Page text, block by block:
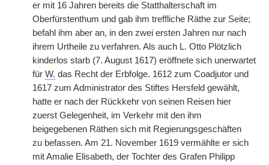
er mit 16 Jahren bereits die Statthalterschaft im
Oberfürstenthum und gab ihm treffliche Räthe zur Seite;
befahl ihm aber an, in den zwei ersten Jahren nur nach
ihrem Urtheile zu verfahren. Als auch L. Otto Plötzlich
kinderlos starb (7. August 1617) eröffnete sich unerwartet
für W. das Recht der Erbfolge. 1612 zum Coadjutor und
1617 zum Administrator des Stiftes Hersfeld gewählt,
hatte er nach der Rückkehr von seinen Reisen hier
zuerst Gelegenheit, im Verkehr mit den ihm
beigegebenen Räthen sich mit Regierungsgeschäften
zu befassen. Am 21. November 1619 vermählte er sich
mit Amalie Elisabeth, der Tochter des Grafen Philipp